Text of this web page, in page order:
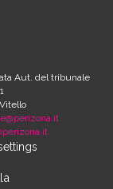
Aut. del tribunale